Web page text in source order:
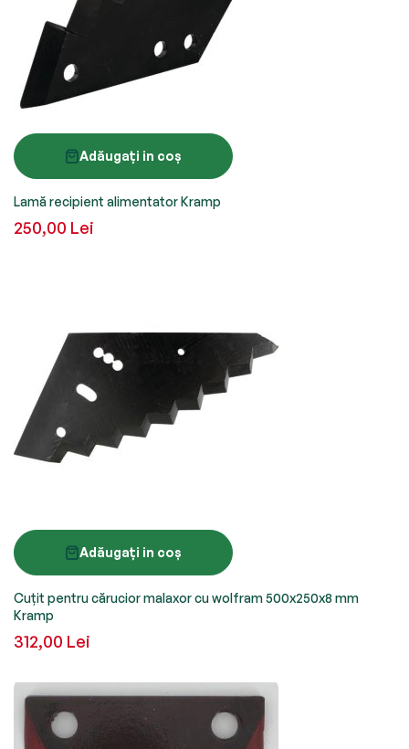
Adăugați in coș
Lamă recipient alimentator Kramp
250,00 Lei
Adăugați in coș
Cuțit pentru cărucior malaxor cu wolfram 500x250x8 mm
Kramp
312,00 Lei